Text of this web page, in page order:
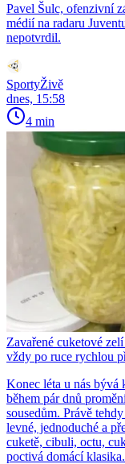
Pavel Šulc, ofenzivní
médií na radaru
nepotvrdil.
SportyŽivě
dnes, 15:58
4 min
Zavařené cuketové
vždy po ruce rychlou
Konec léta u nás bývá
během pár dnů
sousedům. Právě
levné, jednoduché a
cuketě, cibuli, octu,
poctivá domácí klasika.